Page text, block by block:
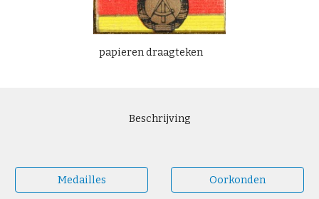
papieren draagteken
Beschrijving
Medailles Oorkonden